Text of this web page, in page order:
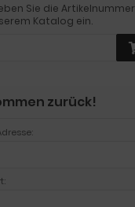
Sie die Artikelnummer
Katalog ein.
zurück!